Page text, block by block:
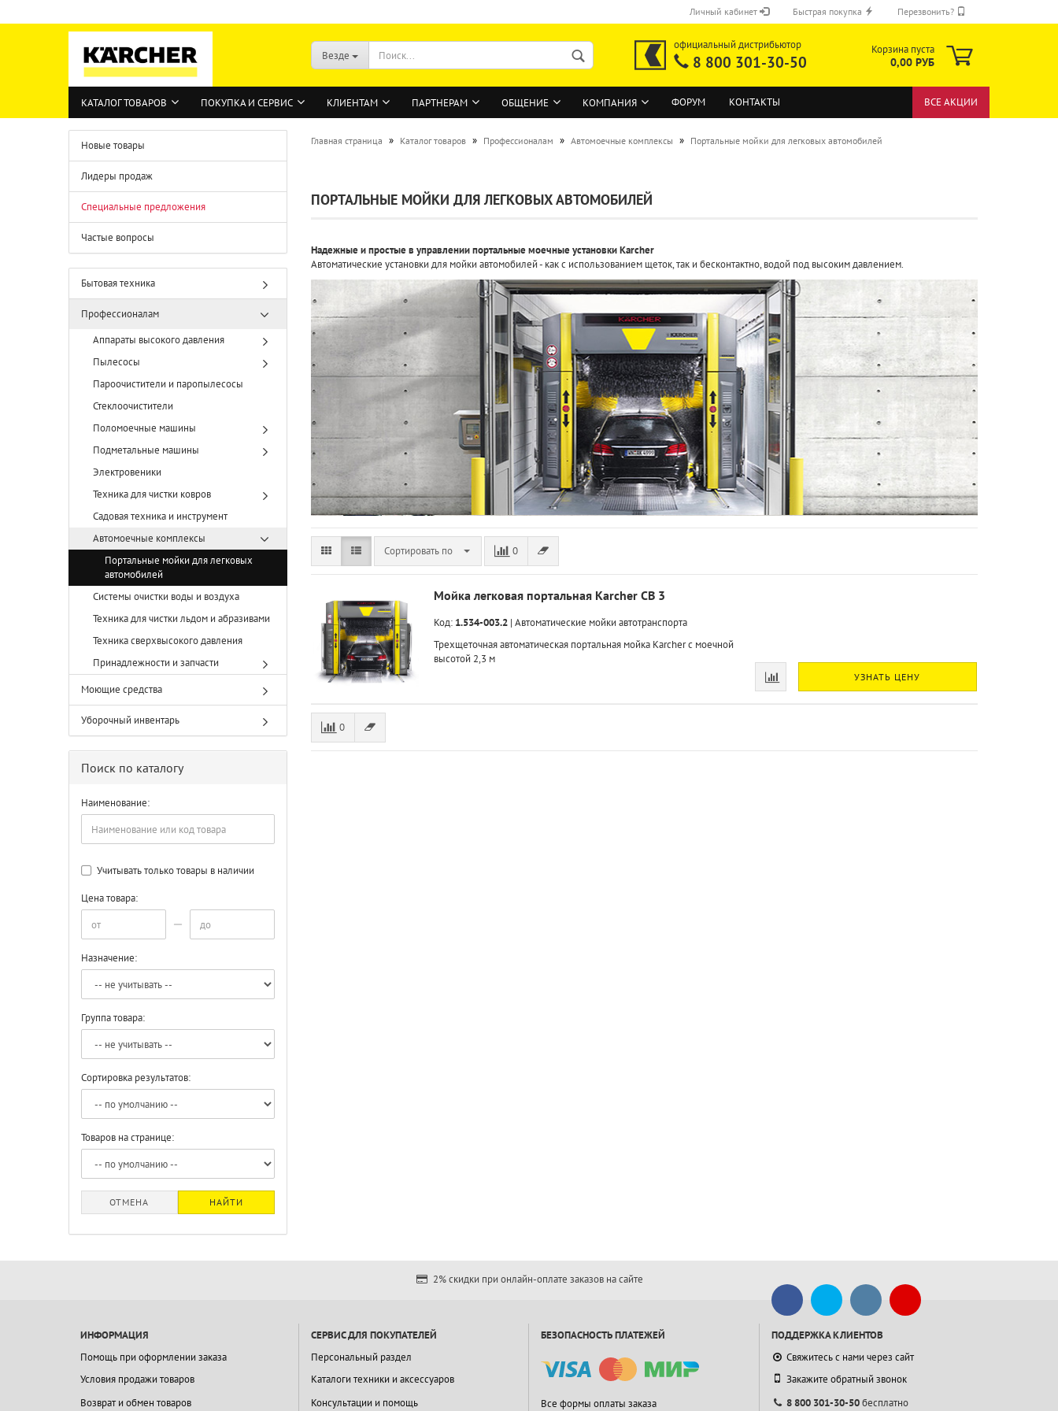
Личный кабинет Быстрая покупка Перезвонить?
Везде
официальный дистрибьютор
8 800 301-30-50
Корзина пуста
0,00 РУБ
КАТАЛОГ ТОВАРОВ ПОКУПКА И СЕРВИС КЛИЕНТАМ ПАРТНЕРАМ ОБЩЕНИЕ КОМПАНИЯ ФОРУМ КОНТАКТЫ ВСЕ АКЦИИ
Главная страница » Каталог товаров » Профессионалам » Автомоечные комплексы » Портальные мойки для легковых автомобилей
ПОРТАЛЬНЫЕ МОЙКИ ДЛЯ ЛЕГКОВЫХ АВТОМОБИЛЕЙ
Надежные и простые в управлении портальные моечные установки Karcher
Автоматические установки для мойки автомобилей - как с использованием щеток, так и бесконтактно, водой под высоким давлением.
Сортировать по 0
Мойка легковая портальная Karcher CB 3
Код: 1.534-003.2| Автоматические мойки автотранспорта
Трехщеточная автоматическая портальная мойка Karcher с моечной
высотой 2,3 м
УЗНАТЬ ЦЕНУ
0
Новые товары
Лидеры продаж
Специальные предложения
Частые вопросы
Бытовая техника
Профессионалам
Аппараты высокого давления
Пылесосы
Пароочистители и паропылесосы
Стеклоочистители
Поломоечные машины
Подметальные машины
Электровеники
Техника для чистки ковров
Садовая техника и инструмент
Автомоечные комплексы
Портальные мойки для легковых
автомобилей
Системы очистки воды и воздуха
Техника для чистки льдом и абразивами
Техника сверхвысокого давления
Принадлежности и запчасти
Моющие средства
Уборочный инвентарь
Поиск по каталогу
Наименование:
Учитывать только товары в наличии
Цена товара:
Назначение:
Группа товара:
Сортировка результатов:
Товаров на странице:
ОТМЕНА НАЙТИ
2% скидки при онлайн-оплате заказов на сайте
ИНФОРМАЦИЯ
Помощь при оформлении заказа
Условия продажи товаров
Возврат и обмен товаров
СЕРВИС ДЛЯ ПОКУПАТЕЛЕЙ
Персональный раздел
Каталоги техники и аксессуаров
Консультации и помощь
БЕЗОПАСНОСТЬ ПЛАТЕЖЕЙ
Все формы оплаты заказа
ПОДДЕРЖКА КЛИЕНТОВ
Свяжитесь с нами через сайт
Закажите обратный звонок
8 800 301-30-50бесплатно